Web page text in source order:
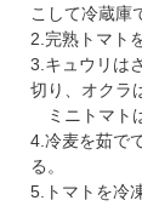
こして冷蔵庫
2.完熟トマト
3.キュウリは
切り、オクラ
ミニトマト
4.冷麦を茹で
る。
5.トマトを冷